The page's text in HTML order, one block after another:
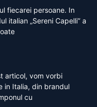
fiecarei persoane. In
italian „Sereni Capelli” a
articol, vom vorbi
in Italia, din brandul
cu